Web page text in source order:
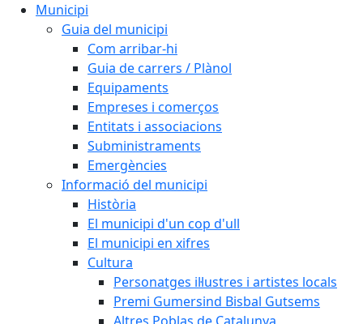
Municipi
Guia del municipi
Com arribar-hi
Guia de carrers / Plànol
Equipaments
Empreses i comerços
Entitats i associacions
Subministraments
Emergències
Informació del municipi
Història
El municipi d'un cop d'ull
El municipi en xifres
Cultura
Personatges il·lustres i artistes locals
Premi Gumersind Bisbal Gutsems